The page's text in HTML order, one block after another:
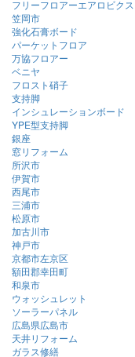
フリーフロアーエアロビク
笠岡市
強化石膏ボード
パーケットフロア
万協フロアー
ベニヤ
フロスト硝子
支持脚
インシュレーションボード
YPE型支持脚
銀座
窓リフォーム
所沢市
伊賀市
西尾市
三浦市
松原市
加古川市
神戸市
京都市左京区
額田郡幸田町
和泉市
ウォッシュレット
ソーラーパネル
広島県広島市
天井リフォーム
ガラス修繕